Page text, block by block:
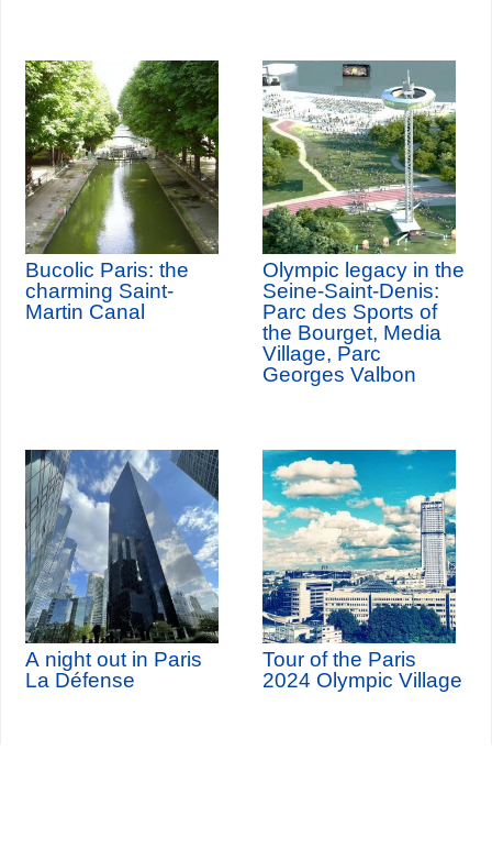
Bucolic Paris: the
charming Saint-
Martin Canal
Olympic legacy in the
Seine-Saint-Denis:
Parc des Sports of
the Bourget, Media
Village, Parc
Georges Valbon
A night out in Paris
La Défense
Tour of the Paris
2024 Olympic Village